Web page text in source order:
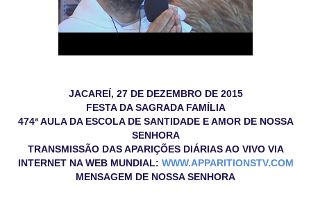
JACAREÍ, 27 DE DEZEMBRO DE 2015
FESTA DA SAGRADA FAMÍLIA
474ª AULA DA ESCOLA DE SANTIDADE E AMOR DE NOSSA
SENHORA
TRANSMISSÃO DAS APARIÇÕES DIÁRIAS AO VIVO VIA
INTERNET NA WEB MUNDIAL: WWW.APPARITIONSTV.COM
MENSAGEM DE NOSSA SENHORA